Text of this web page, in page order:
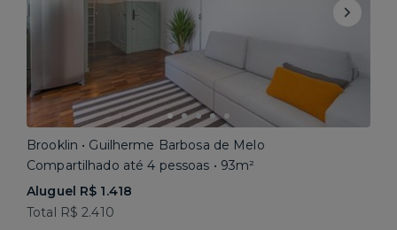
Brooklin • Guilherme Barbosa de Melo
Compartilhado até 4 pessoas • 93m²
Aluguel R$ 1.418
Total R$ 2.410